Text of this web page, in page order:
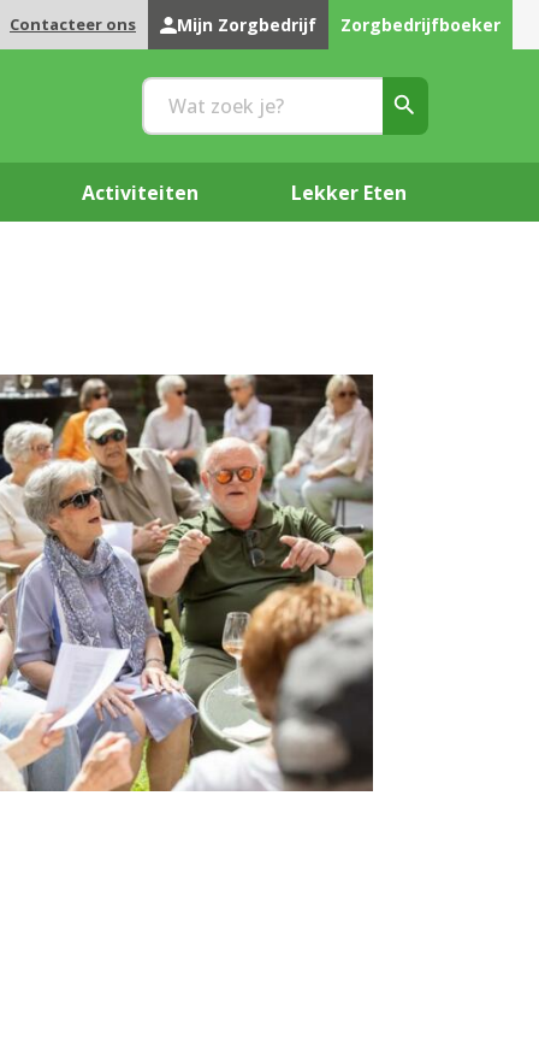
Contacteer ons Mijn Zorgbedrijf Zorgbedrijfboeker
Activiteiten Lekker Eten